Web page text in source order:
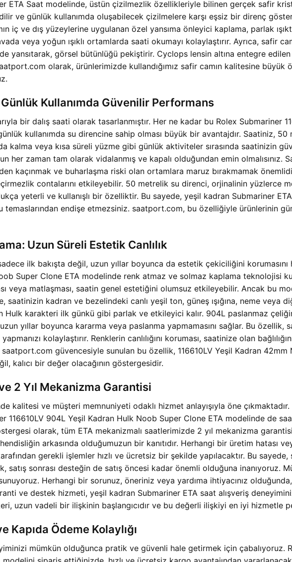
ETA Saat modelinde, üstün çizilmezlik özellikleriyle bilinen gerçek safir
ve günlük kullanımda oluşabilecek çizilmelere karşı eşsiz bir direnç
iç ve dış yüzeylerine uygulanan özel yansıma önleyici kaplama, parlak
veya yoğun ışıklı ortamlarda saati okumayı kolaylaştırır. Ayrıca, safir
yansıtarak, görsel bütünlüğü pekiştirir. Cyclops lensin altına entegre
olarak, ürünlerimizde kullandığımız safir camın kalitesine
Kullanımda Güvenilir Performans
bir dalış saati olarak tasarlanmıştır. Her ne kadar bu Rolex Submariner
kullanımda su direncine sahip olması büyük bir avantajdır. Saatiniz,
kalma veya kısa süreli yüzme gibi günlük aktiviteler sırasında saatinizin
her zaman tam olarak vidalanmış ve kapalı olduğundan emin
kaçınmak ve buharlaşma riski olan ortamlara maruz bırakmamak
contalarını etkileyebilir. 50 metrelik su direnci, orjinalinin yüzlerce
yeterli ve kullanışlı bir özelliktir. Bu sayede, yeşil kadran Submariner
endişe etmezsiniz. saatport.com, bu özelliğiyle ürünlerinin
Uzun Süreli Estetik Canlılık
ilk bakışta değil, uzun yıllar boyunca da estetik çekiciliğini
Super Clone ETA modelinde renk atmaz ve solmaz kaplama teknolojisi
veya matlaşması, saatin genel estetiğini olumsuz etkileyebilir. Ancak bu
kadran ve bezelindeki canlı yeşil ton, güneş ışığına, neme veya
Hulk karakteri ilk günkü gibi parlak ve etkileyici kalır. 904L paslanmaz
yıllar boyunca kararma veya paslanma yapmamasını sağlar. Bu
kolaylaştırır. Renklerin canlılığını koruması, saatinize olan
güvencesiyle sunulan bu özellik, 116610LV Yeşil Kadran
kalıcı bir değer olacağının göstergesidir.
2 Yıl Mekanizma Garantisi
kalitesi ve müşteri memnuniyeti odaklı hizmet anlayışıyla öne
116610LV 904L Yeşil Kadran Hulk Noob Super Clone ETA modelinde de
olarak, tüm ETA mekanizmalı saatlerimizde 2 yıl mekanizma
arkasında olduğumuzun bir kanıtıdır. Herhangi bir üretim hatası
gerekli işlemler hızlı ve ücretsiz bir şekilde yapılacaktır. Bu
satış sonrası desteğin de satış öncesi kadar önemli olduğuna inanıyoruz.
Herhangi bir sorunuz, öneriniz veya yardıma ihtiyacınız
ve destek hizmeti, yeşil kadran Submariner ETA saat alışveriş
uzun vadeli bir ilişkinin başlangıcıdır ve bu değerli ilişkiyi en iyi hizmetle
Kapıda Ödeme Kolaylığı
mümkün olduğunca pratik ve güvenli hale getirmek için çabalıyoruz.